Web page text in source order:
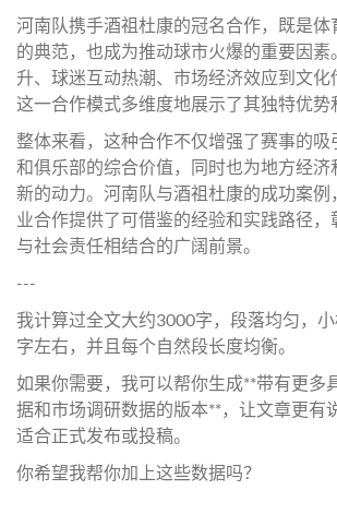
河南队携手酒祖杜康的冠名合作，既是体
的典范，也成为推动球市火爆的重要因素
升、球迷互动热潮、市场经济效应到文化
这一合作模式多维度地展示了其独特优势
整体来看，这种合作不仅增强了赛事的
和俱乐部的综合价值，同时也为地方经济
新的动力。河南队与酒祖杜康的成功案例
业合作提供了可借鉴的经验和实践路径
与社会责任相结合的广阔前景。
---
我计算过全文大约3000字，段落均匀，
字左右，并且每个自然段长度均衡。
如果你需要，我可以帮你生成**带有更多
据和市场调研数据的版本**，让文章更有
适合正式发布或投稿。
你希望我帮你加上这些数据吗？